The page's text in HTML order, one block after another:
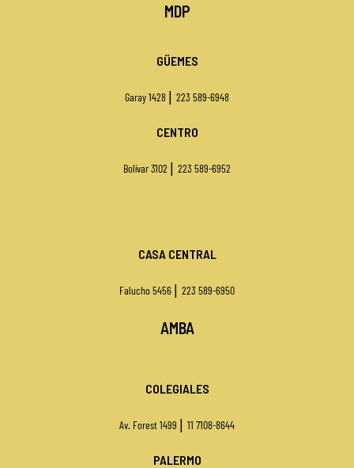
MDP
GÜEMES
Garay 1428 | 223 589-6948
CENTRO
Bolívar 3102 | 223 589-6952
CASA CENTRAL
Falucho 5456 | 223 589-6950
AMBA
COLEGIALES
Av. Forest 1499 | 11 7108-8644
PALERMO